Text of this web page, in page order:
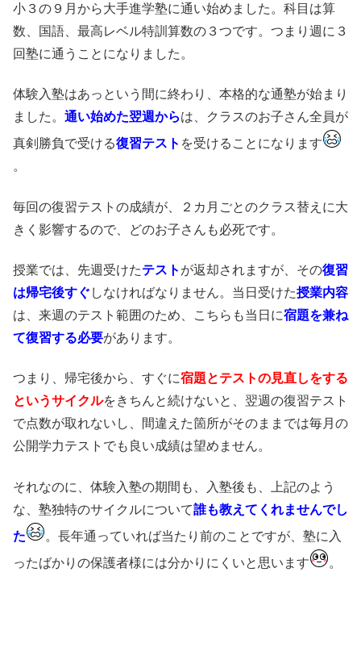
小３の９月から大手進学塾に通い始めました。科目は算
数、国語、最高レベル特訓算数の３つです。つまり週に３
回塾に通うことになりました。
体験入塾はあっという間に終わり、本格的な通塾が始まり
ました。 通い始めた翌週からは、クラスのお子さん全員が
真剣勝負で受ける復習テスト を受けることになります
。
毎回の復習テストの成績が、２カ月ごとのクラス替えに大
きく影響するので、どのお子さんも必死です。
授業では、先週受けたテスト が返却されますが、その復習
は帰宅後すぐ しなければなりません。当日受けた授業内容
は、来週のテスト範囲のため、こちらも当日に宿題を兼ね
て復習する必要があります。
つまり、帰宅後から、すぐに宿題とテストの見直しをする
というサイクルをきちんと続けないと、翌週の復習テスト
で点数が取れないし、間違えた箇所がそのままでは毎月の
公開学力テストでも良い成績は望めません。
それなのに、体験入塾の期間も、入塾後も、上記のよう
な、塾独特のサイクルについて誰も教えてくれませんでし
た
。長年通っていれば当たり前のことですが、塾に入
ったばかりの保護者様には分かりにくいと思います
。